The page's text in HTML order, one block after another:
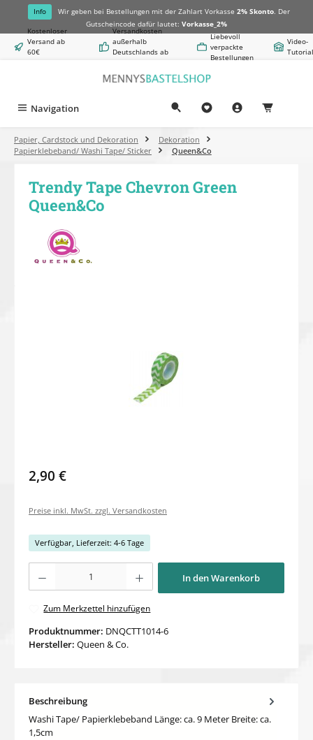
springen
Info Wir geben bei Bestellungen mit der Zahlart Vorkasse 2% Skonto. Der
Gutscheincode dafür lautet: Vorkasse_2%
Kostenloser
Versand ab
60€
Versandkosten
außerhalb
Deutschlands ab
Liebevoll
verpackte
Bestellungen
Video-
Navigation
Papier, Cardstock und Dekoration
Dekoration
Papierklebeband/ Washi Tape/ Sticker
Queen&Co
Trendy Tape Chevron Green
Queen&Co
2,90 €
Preise inkl. MwSt. zzgl. Versandkosten
Verfügbar, Lieferzeit: 4-6 Tage
In den Warenkorb
Zum Merkzettel hinzufügen
Produktnummer: DNQCTT1014-6
Hersteller: Queen & Co.
Beschreibung
Washi Tape/ Papierklebeband Länge: ca. 9 Meter Breite: ca.
1,5cm